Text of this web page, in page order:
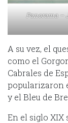
Panorama –
A su vez, el
como el
Cabrales de
popularizaron
y el Bleu de
En el siglo XIX